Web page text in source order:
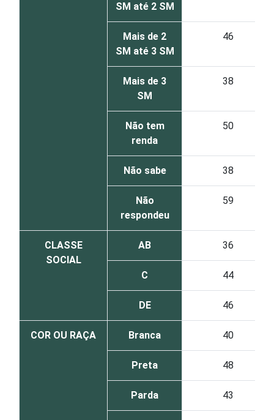
SM até 2 SM
Mais de 2
SM até 3 SM
46
Mais de 3
SM
38
Não tem
renda
50
Não sabe 38
Não
respondeu
59
CLASSE
SOCIAL
AB 36
C 44
DE 46
COR OU RAÇA Branca 40
Preta 48
Parda 43